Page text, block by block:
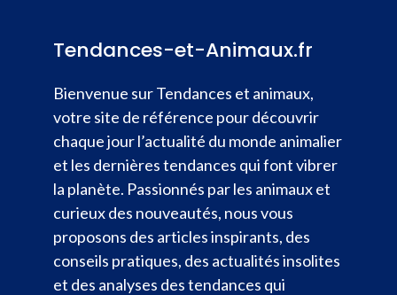
Tendances-et-Animaux.fr
Bienvenue sur Tendances et animaux,
votre site de référence pour découvrir
chaque jour l’actualité du monde animalier
et les dernières tendances qui font vibrer
la planète. Passionnés par les animaux et
curieux des nouveautés, nous vous
proposons des articles inspirants, des
conseils pratiques, des actualités insolites
et des analyses des tendances qui